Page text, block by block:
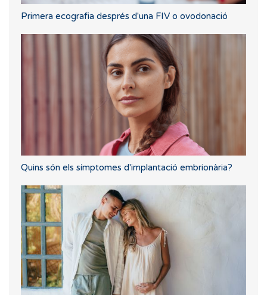
Primera ecografia després d'una FIV o ovodonació
Quins són els símptomes d'implantació embrionària?